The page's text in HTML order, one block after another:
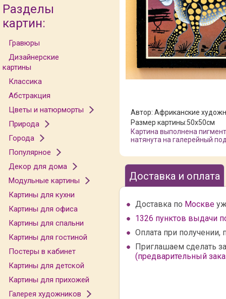
Разделы
картин:
Гравюры
Дизайнерские
картины
Классика
Абстракция
Цветы и натюрморты
Природа
Города
Популярное
Декор для дома
Модульные картины
Картины для кухни
Картины для офиса
Картины для спальни
Картины для гостиной
Постеры в кабинет
Картины для детской
Картины для прихожей
Галерея художников
Автор: Африканские
Размер картины:50x50см
Картина выполнена
натянута на галерейный
Доставка и оплата
Доставка по Москве
1326 пунктов выдачи
Оплата при получении,
Приглашаем сделать
(предварительный